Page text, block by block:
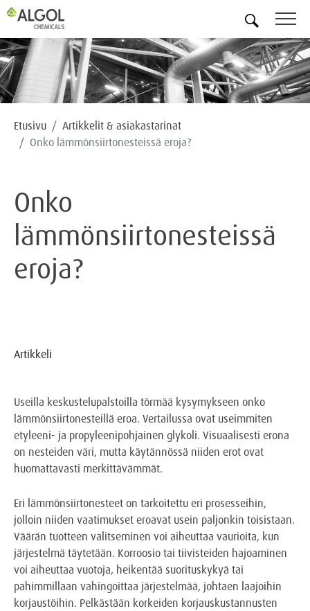
Etusivu
Artikkelit & asiakastarinat
Onko lämmönsiirtonesteissä eroja?
Onko
lämmönsiirtonesteissä
eroja?
Artikkeli
Useilla keskustelupalstoilla törmää kysymykseen onko
lämmönsiirtonesteillä eroa. Vertailussa ovat useimmiten
etyleeni- ja propyleenipohjainen glykoli. Visuaalisesti erona
on nesteiden väri, mutta käytännössä niiden erot ovat
huomattavasti merkittävämmät.
Eri lämmönsiirtonesteet on tarkoitettu eri prosesseihin,
jolloin niiden vaatimukset eroavat usein paljonkin toisistaan.
Väärän tuotteen valitseminen voi aiheuttaa vaurioita, kun
järjestelmä täytetään. Korroosio tai tiivisteiden hajoaminen
voi aiheuttaa vuotoja, heikentää suorituskykyä tai
pahimmillaan vahingoittaa järjestelmää, johtaen laajoihin
korjaustöihin. Pelkästään korkeiden korjauskustannusten